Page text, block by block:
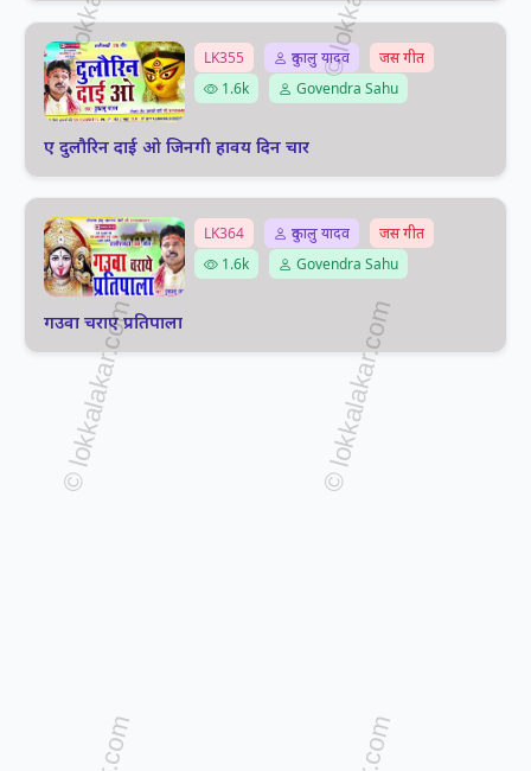
LK355 दुकालु यादव
जस गीत
1.6k
Govendra Sahu
ए दुलौरिन दाई ओ जिनगी हावय दिन चार
LK364 दुकालु यादव
जस गीत
1.6k
Govendra Sahu
गउवा चराए प्रतिपाला